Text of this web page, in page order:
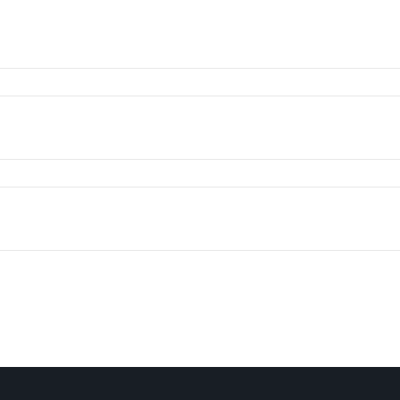
stil. Pored toga, silikonska futrola nudi dobar grip i
Tehnomarket